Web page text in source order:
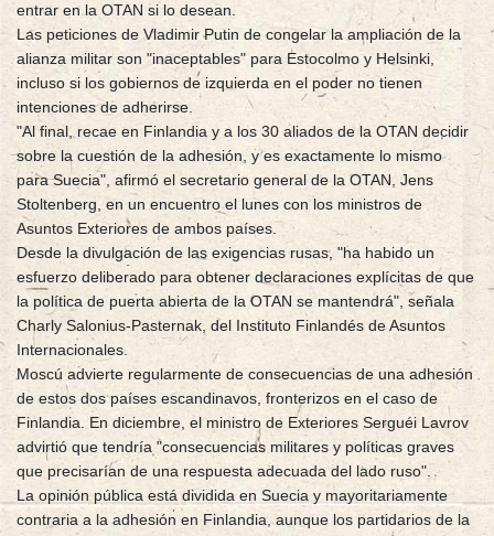
entrar en la OTAN si lo desean.
Las peticiones de Vladimir Putin de congelar la ampliación de la
alianza militar son "inaceptables" para Estocolmo y Helsinki,
incluso si los gobiernos de izquierda en el poder no tienen
intenciones de adherirse.
"Al final, recae en Finlandia y a los 30 aliados de la OTAN decidir
sobre la cuestión de la adhesión, y es exactamente lo mismo
para Suecia", afirmó el secretario general de la OTAN, Jens
Stoltenberg, en un encuentro el lunes con los ministros de
Asuntos Exteriores de ambos países.
Desde la divulgación de las exigencias rusas, "ha habido un
esfuerzo deliberado para obtener declaraciones explícitas de que
la política de puerta abierta de la OTAN se mantendrá", señala
Charly Salonius-Pasternak, del Instituto Finlandés de Asuntos
Internacionales.
Moscú advierte regularmente de consecuencias de una adhesión
de estos dos países escandinavos, fronterizos en el caso de
Finlandia. En diciembre, el ministro de Exteriores Serguéi Lavrov
advirtió que tendría "consecuencias militares y políticas graves
que precisarían de una respuesta adecuada del lado ruso".
La opinión pública está dividida en Suecia y mayoritariamente
contraria a la adhesión en Finlandia, aunque los partidarios de la